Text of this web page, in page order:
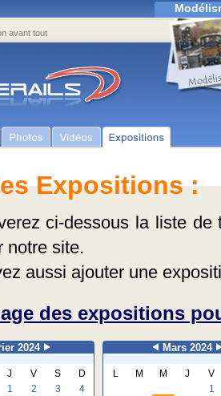
avant tout
Expositions :
ci-dessous la liste
notre site.
aussi ajouter une
des expositions
2024
J V S
D
1
2 3
4
Mars 2024
L M M J
V
1